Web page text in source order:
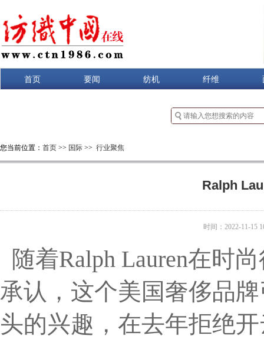
首页 要闻 纺机 纤维
您当前位置： 首页 >> 国际 >> 行业聚焦
Ralph
时间：2022-11-15
随着Ralph Lauren在时
承认，这个美国奢侈品
头的兴趣，在去年拒绝